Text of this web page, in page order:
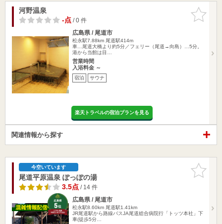
お気に入
りに追加
河野温泉
-点/ 0 件
広島県 / 尾道市
松永駅7.88km 尾道駅414m
車…尾道大橋より約5分／フェリー（尾道→向島）…5分。
港から当館は目…
営業時間
入浴料金 ～
宿泊 サウナ
楽天トラベルの宿泊プランを見る
関連情報から探す
お気に入
りに追加
今空いています
尾道平原温泉 ぽっぽの湯
3.5点/ 14 件
広島県 / 尾道市
松永駅8.60km 尾道駅1.41km
JR尾道駅から路線バスJA尾道総合病院行「トッツ本社」下
車(徒歩5分…